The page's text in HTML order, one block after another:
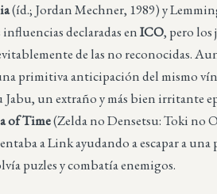
(íd.; Jordan Mechner, 1989) y
influencias declaradas enICO, pero los
de las no reconocidas.
primitiva anticipación del mismo
Jabu, un extraño y más bien irritante
of Time(Zelda no Densetsu: Toki no
a Link ayudando a escapar a
puzles y combatía enemigos.